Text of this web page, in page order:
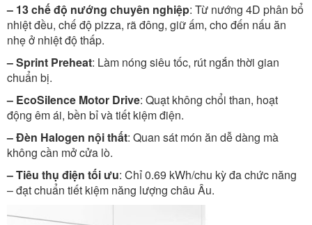
– 13 chế độ nướng chuyên nghiệp: Từ nướng 4D phân bổ
nhiệt đều, chế độ pizza, rã đông, giữ ấm, cho đến nấu ăn
nhẹ ở nhiệt độ thấp.
– Sprint Preheat: Làm nóng siêu tốc, rút ngắn thời gian
chuẩn bị.
– EcoSilence Motor Drive: Quạt không chổi than, hoạt
động êm ái, bền bỉ và tiết kiệm điện.
– Đèn Halogen nội thất: Quan sát món ăn dễ dàng mà
không cần mở cửa lò.
– Tiêu thụ điện tối ưu: Chỉ 0.69 kWh/chu kỳ đa chức năng
– đạt chuẩn tiết kiệm năng lượng châu Âu.